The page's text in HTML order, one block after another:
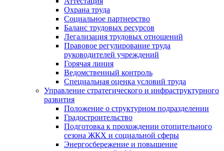
Охрана труда
Социальное партнерство
Баланс трудовых ресурсов
Легализация трудовых отношений
Правовое регулирование труда
руководителей учреждений
Горячая линия
Ведомственный контроль
Специальная оценка условий труда
Управление стратегического и инфраструктурного
развития
Положение о структурном подразделении
Градостроительство
Подготовка к прохождении отопительного
сезона ЖКХ и социальной сферы
Энергосбережение и повышение